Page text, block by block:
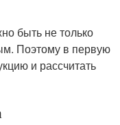
быть не только
Поэтому в первую
и рассчитать